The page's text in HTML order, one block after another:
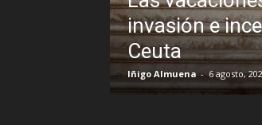
veto al Rey en